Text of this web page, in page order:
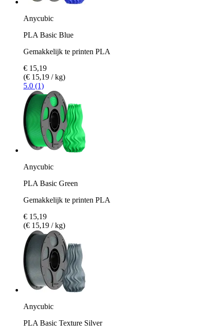
Anycubic
PLA Basic Blue
Gemakkelijk te printen PLA
€ 15,19
(€ 15,19 / kg)
5.0 (1)
Anycubic
PLA Basic Green
Gemakkelijk te printen PLA
€ 15,19
(€ 15,19 / kg)
Anycubic
PLA Basic Texture Silver